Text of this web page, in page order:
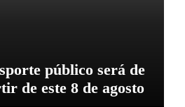
público será de
de este 8 de agosto